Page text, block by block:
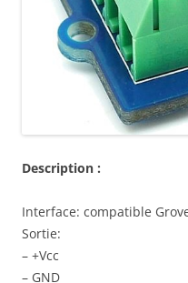
Description :
Interface: compatible
Sortie:
– +Vcc
– GND